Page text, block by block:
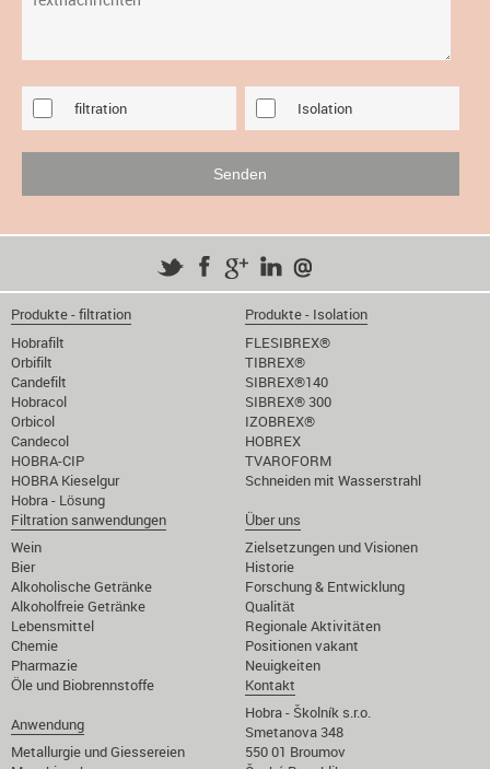
filtration Isolation
Produkte - filtration
Hobrafilt
Orbifilt
Candefilt
Hobracol
Orbicol
Candecol
HOBRA-CIP
HOBRA Kieselgur
Hobra - Lösung
Produkte - Isolation
FLESIBREX®
TIBREX®
SIBREX®140
SIBREX® 300
IZOBREX®
HOBREX
TVAROFORM
Schneiden mit Wasserstrahl
Filtration sanwendungen
Wein
Bier
Alkoholische Getränke
Alkoholfreie Getränke
Lebensmittel
Chemie
Pharmazie
Öle und Biobrennstoffe
Anwendung
Metallurgie und Giessereien
Über uns
Zielsetzungen und Visionen
Historie
Forschung & Entwicklung
Qualität
Regionale Aktivitäten
Positionen vakant
Neuigkeiten
Kontakt
Hobra - Školník s.r.o.
Smetanova 348
550 01 Broumov